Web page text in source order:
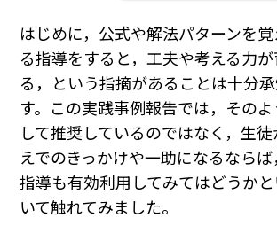
はじめに，公式や解法パターンを
る指導をすると，工夫や考える力
る，という指摘があることは十分
す。この実践事例報告では，その
して推奨しているのではなく，生
えでのきっかけや一助になるなら
指導も有効利用してみてはどうか
いて触れてみました。